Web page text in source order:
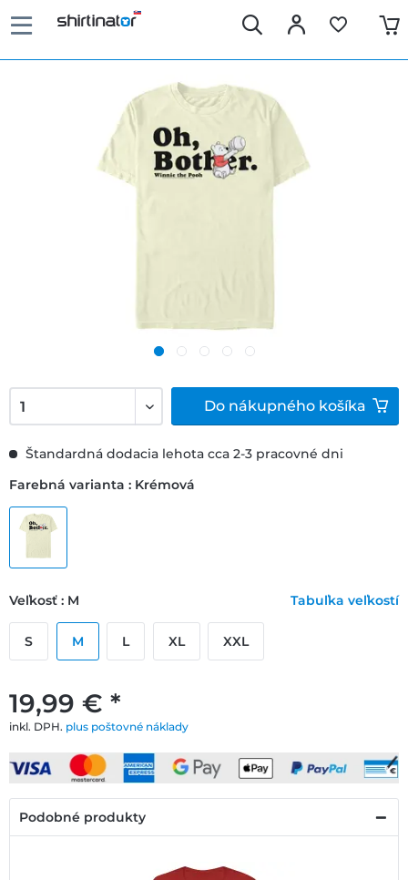
19,99 € *
inkl. DPH. plus poštovné náklady
Štandardná dodacia lehota cca 2-3 pracovné dni
Farebná varianta : Krémová
Veľkosť : M Tabuľka veľkostí
S M L XL XXL
Do nákupného košíka
Podobné produkty